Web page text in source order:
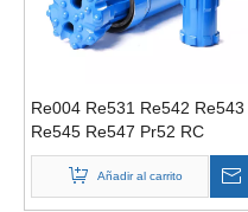
Re004 Re531 Re542 Re543
Re545 Re547 Pr52 RC
Martillos para perforación de
circulación inversa
Añadir al carrito